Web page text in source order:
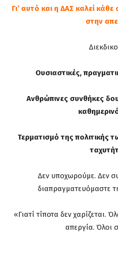
Γι’ αυτό και η ΔΑΣ καλεί
στην
Ουσιαστικές,
Ανθρώπινες συνθήκες
Τερματισμό της πολιτικής
Δεν υποχωρούμε. Δεν
διαπραγματευόμαστε
«Γιατί τίποτα δεν χαρίζεται.
απεργία. Όλοι